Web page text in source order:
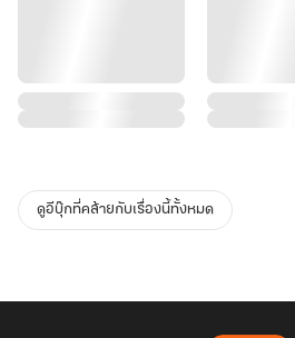
ดูอีบุ๊กที่คล้ายกับเรื่องนี้ทั้งหมด